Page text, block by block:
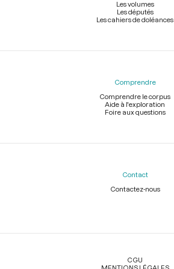
Les volumes
Les députés
Les cahiers de doléances
Comprendre
Comprendre le corpus
Aide à l'exploration
Foire aux questions
Contact
Contactez-nous
Légal
CGU